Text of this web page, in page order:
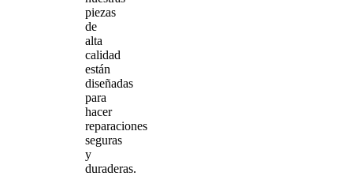
piezas
de
alta
calidad
están
diseñadas
para
hacer
reparaciones
seguras
y
duraderas.